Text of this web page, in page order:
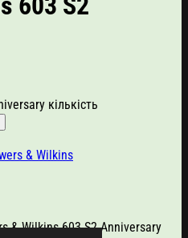
кількість
& Wilkins
& Wilkins 603 S2 Anniversary